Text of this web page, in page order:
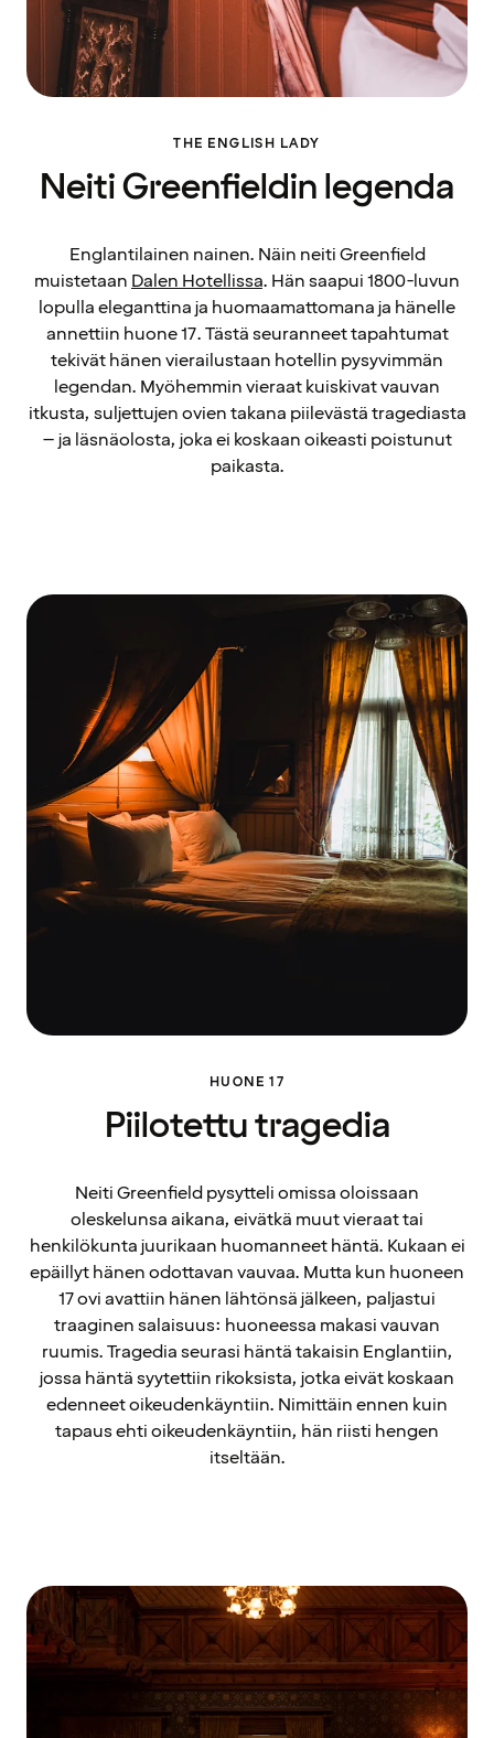
THE ENGLISH LADY
Neiti Greenfieldin legenda
Englantilainen nainen. Näin neiti Greenfield
muistetaan Dalen Hotellissa. Hän saapui 1800-luvun
lopulla eleganttina ja huomaamattomana ja hänelle
annettiin huone 17. Tästä seuranneet tapahtumat
tekivät hänen vierailustaan ​​hotellin pysyvimmän
legendan. Myöhemmin vieraat kuiskivat vauvan
itkusta, suljettujen ovien takana piilevästä tragediasta
– ja läsnäolosta, joka ei koskaan oikeasti poistunut
paikasta.
HUONE 17
Piilotettu tragedia
Neiti Greenfield pysytteli omissa oloissaan
oleskelunsa aikana, eivätkä muut vieraat tai
henkilökunta juurikaan huomanneet häntä. Kukaan ei
epäillyt hänen odottavan vauvaa. Mutta kun huoneen
17 ovi avattiin hänen lähtönsä jälkeen, paljastui
traaginen salaisuus: huoneessa makasi vauvan
ruumis. Tragedia seurasi häntä takaisin Englantiin,
jossa häntä syytettiin rikoksista, jotka eivät koskaan
edenneet oikeudenkäyntiin. Nimittäin ennen kuin
tapaus ehti oikeudenkäyntiin, hän riisti hengen
itseltään.